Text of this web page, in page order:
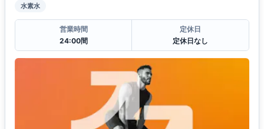
水素水
営業時間
24:00間
定休日
定休日なし